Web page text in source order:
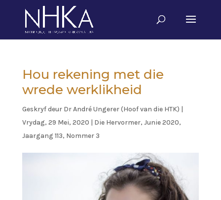
Hou rekening met die
wrede werklikheid
Geskryf deur Dr André Ungerer (Hoof van die HTK) |
Vrydag, 29 Mei, 2020 | Die Hervormer, Junie 2020,
Jaargang 113, Nommer 3